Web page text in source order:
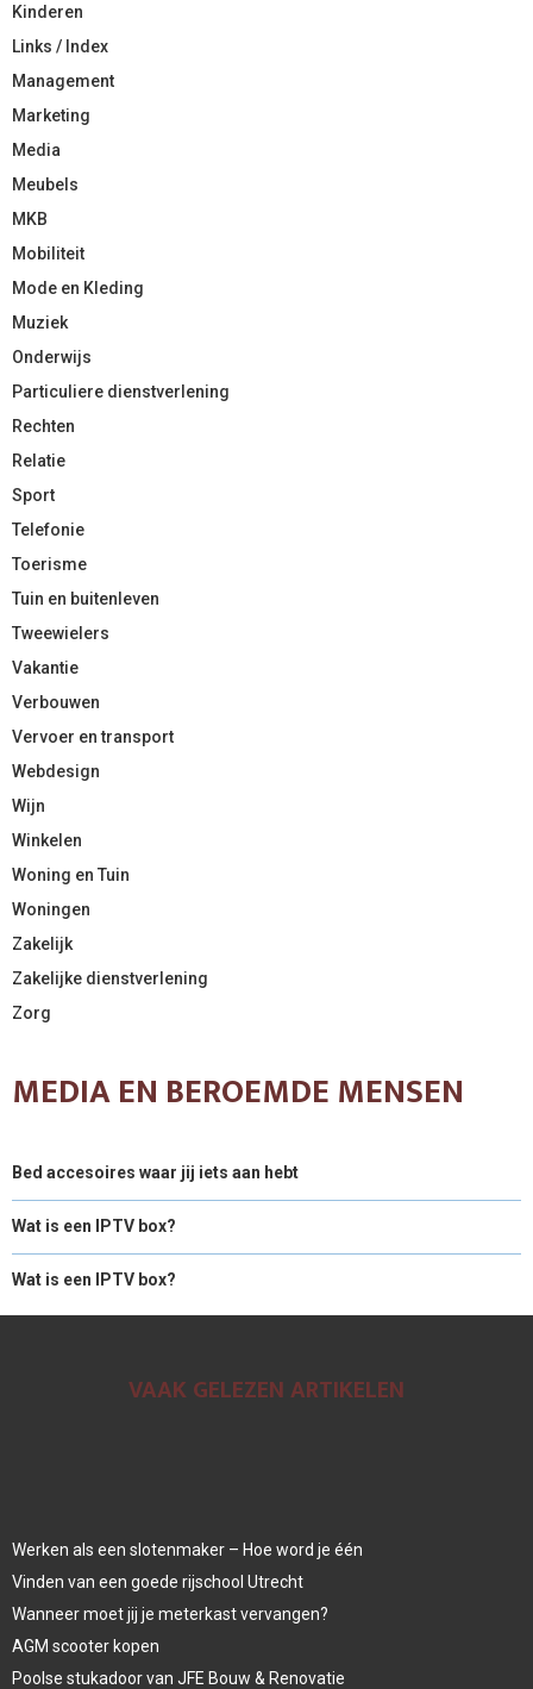
Kinderen
Links / Index
Management
Marketing
Media
Meubels
MKB
Mobiliteit
Mode en Kleding
Muziek
Onderwijs
Particuliere dienstverlening
Rechten
Relatie
Sport
Telefonie
Toerisme
Tuin en buitenleven
Tweewielers
Vakantie
Verbouwen
Vervoer en transport
Webdesign
Wijn
Winkelen
Woning en Tuin
Woningen
Zakelijk
Zakelijke dienstverlening
Zorg
MEDIA EN BEROEMDE MENSEN
Bed accesoires waar jij iets aan hebt
Wat is een IPTV box?
Wat is een IPTV box?
VAAK GELEZEN ARTIKELEN
Werken als een slotenmaker – Hoe word je één
Vinden van een goede rijschool Utrecht
Wanneer moet jij je meterkast vervangen?
AGM scooter kopen
Poolse stukadoor van JFE Bouw & Renovatie